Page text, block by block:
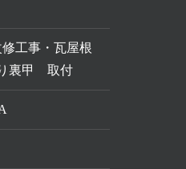
工事・瓦屋根
裏甲 取付